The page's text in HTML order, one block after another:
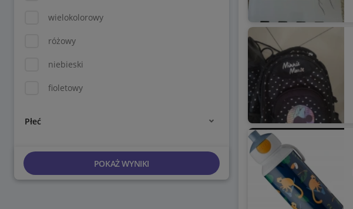
wielokolorowy
różowy
niebieski
fioletowy
Płeć
POKAŻ WYNIKI